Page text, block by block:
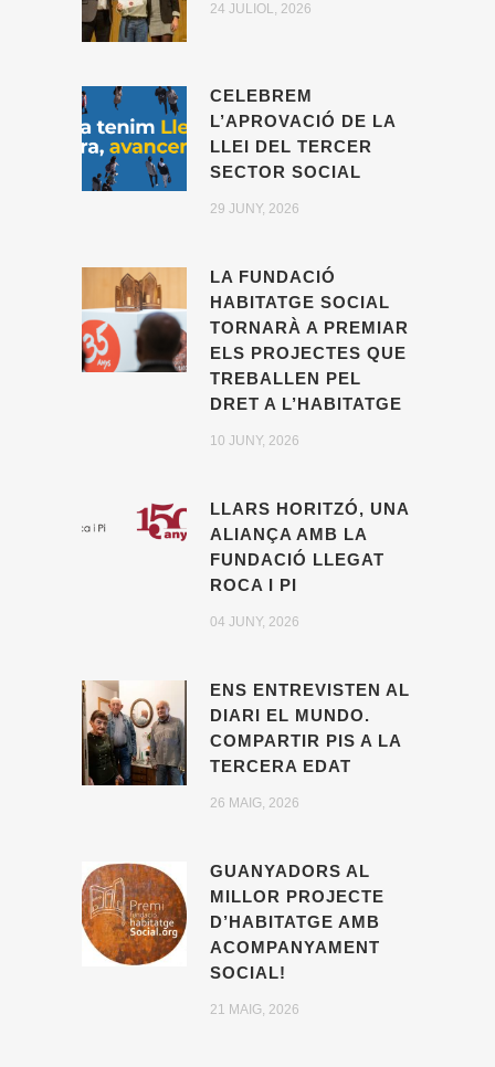
24 JULIOL, 2026
CELEBREM
L’APROVACIÓ DE LA
LLEI DEL TERCER
SECTOR SOCIAL
29 JUNY, 2026
LA FUNDACIÓ
HABITATGE SOCIAL
TORNARÀ A PREMIAR
ELS PROJECTES QUE
TREBALLEN PEL
DRET A L’HABITATGE
10 JUNY, 2026
LLARS HORITZÓ, UNA
ALIANÇA AMB LA
FUNDACIÓ LLEGAT
ROCA I PI
04 JUNY, 2026
ENS ENTREVISTEN AL
DIARI EL MUNDO.
COMPARTIR PIS A LA
TERCERA EDAT
26 MAIG, 2026
GUANYADORS AL
MILLOR PROJECTE
D’HABITATGE AMB
ACOMPANYAMENT
SOCIAL!
21 MAIG, 2026